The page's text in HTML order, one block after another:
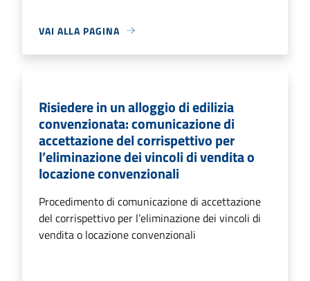
VAI ALLA PAGINA
Risiedere in un alloggio di edilizia
convenzionata: comunicazione di
accettazione del corrispettivo per
l’eliminazione dei vincoli di vendita o
locazione convenzionali
Procedimento di comunicazione di accettazione
del corrispettivo per l’eliminazione dei vincoli di
vendita o locazione convenzionali